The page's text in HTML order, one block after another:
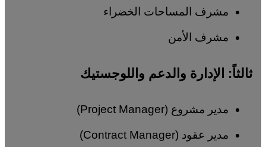
مشرف المساحات الخضراء
مشرف الأمن
ثالثاً: الإدارة والدعم واللوجستيك
مدير مشروع (Project Manager)
مدير عقود (Contract Manager)